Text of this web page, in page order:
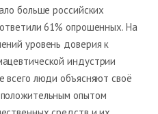
больше российских
61% опрошенных. На
уровень доверия к
индустрии
всего люди объясняют своё
опытом